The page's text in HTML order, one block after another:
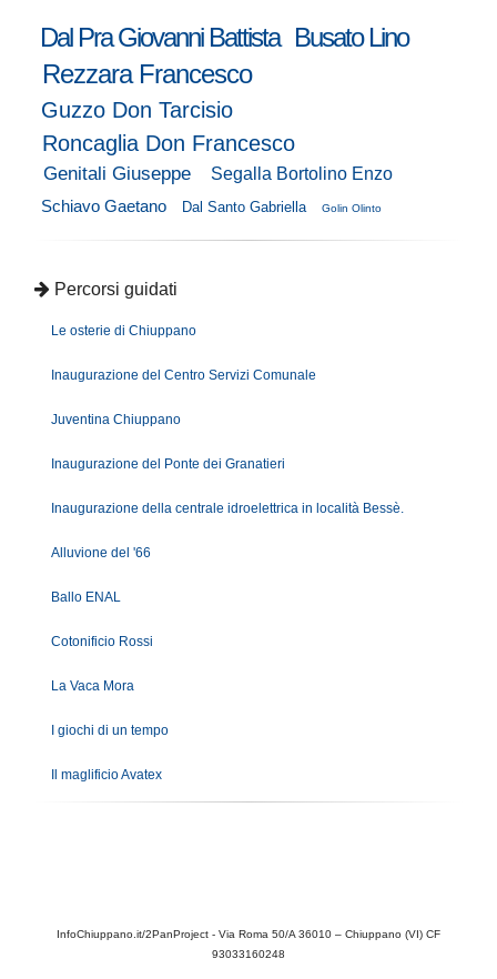
Dal Pra Giovanni Battista Busato Lino
Rezzara Francesco
Guzzo Don Tarcisio
Roncaglia Don Francesco
Genitali Giuseppe
Segalla Bortolino Enzo
Schiavo Gaetano
Dal Santo Gabriella Golin Olinto
Percorsi guidati
Le osterie di Chiuppano
Inaugurazione del Centro Servizi Comunale
Juventina Chiuppano
Inaugurazione del Ponte dei Granatieri
Inaugurazione della centrale idroelettrica in località Bessè.
Alluvione del '66
Ballo ENAL
Cotonificio Rossi
La Vaca Mora
I giochi di un tempo
Il maglificio Avatex
InfoChiuppano.it/2PanProject - Via Roma 50/A 36010 – Chiuppano (VI) CF
93033160248